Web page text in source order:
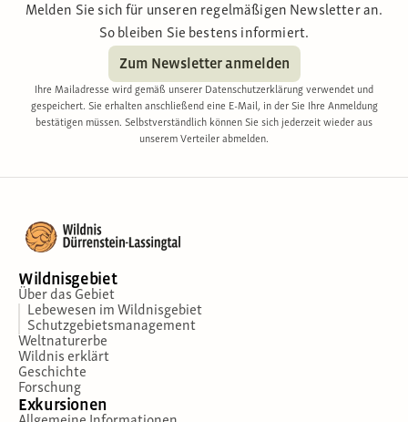
Melden Sie sich für unseren regelmäßigen Newsletter an.
So bleiben Sie bestens informiert.
Zum Newsletter anmelden
Ihre Mailadresse wird gemäß unserer Datenschutzerklärung verwendet und
gespeichert. Sie erhalten anschließend eine E-Mail, in der Sie Ihre Anmeldung
bestätigen müssen. Selbstverständlich können Sie sich jederzeit wieder aus
unserem Verteiler abmelden.
Wildnisgebiet
Über das Gebiet
Lebewesen im Wildnisgebiet
Schutzgebietsmanagement
Weltnaturerbe
Wildnis erklärt
Geschichte
Forschung
Exkursionen